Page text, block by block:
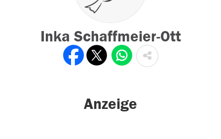
Inka Schaffmeier-Ott
Anzeige